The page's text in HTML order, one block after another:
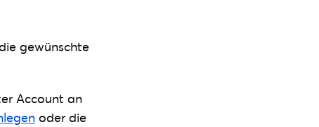
gewünschte
Account an
oder die